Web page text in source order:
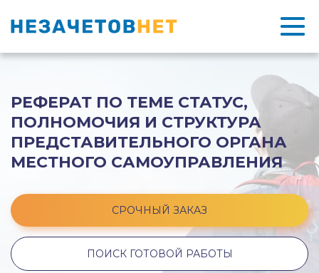
РЕФЕРАТ ПО ТЕМЕ СТАТУС,
ПОЛНОМОЧИЯ И СТРУКТУРА
ПРЕДСТАВИТЕЛЬНОГО ОРГАНА
МЕСТНОГО САМОУПРАВЛЕНИЯ
СРОЧНЫЙ ЗАКАЗ
ПОИСК ГОТОВОЙ РАБОТЫ